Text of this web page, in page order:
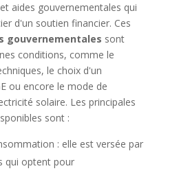
aides gouvernementales qui
d'un soutien financier. Ces
gouvernementales sont
conditions, comme le
le choix d'un
ou encore le mode de
solaire. Les principales
sont :
: elle est versée par
qui optent pour